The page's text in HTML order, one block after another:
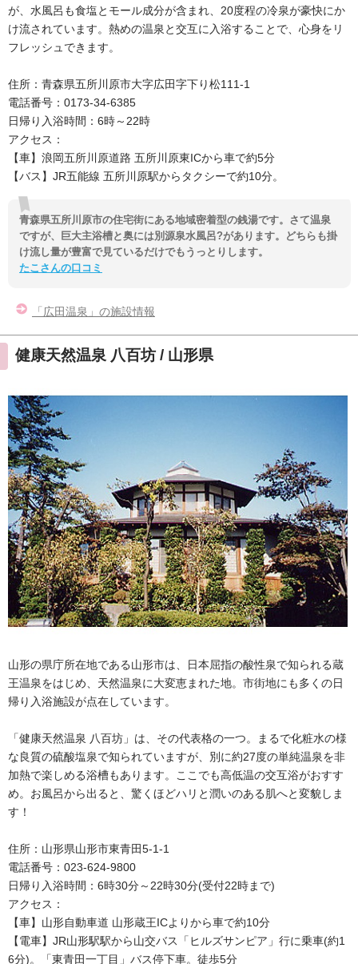
が、水風呂も食塩とモール成分が含まれ、20度程の冷泉が豪快にか
け流されています。熱めの温泉と交互に入浴することで、心身をリ
フレッシュできます。
住所：青森県五所川原市大字広田字下り松111-1
電話番号：0173-34-6385
日帰り入浴時間：6時～22時
アクセス：
【車】浪岡五所川原道路 五所川原東ICから車で約5分
【バス】JR五能線 五所川原駅からタクシーで約10分。
青森県五所川原市の住宅街にある地域密着型の銭湯です。さて温泉
ですが、巨大主浴槽と奥には別源泉水風呂?があります。どちらも掛
け流し量が豊富で見ているだけでもうっとりします。
たこさんの口コミ
「広田温泉」の施設情報
健康天然温泉 八百坊 / 山形県
山形の県庁所在地である山形市は、日本屈指の酸性泉で知られる蔵
王温泉をはじめ、天然温泉に大変恵まれた地。市街地にも多くの日
帰り入浴施設が点在しています。
「健康天然温泉 八百坊」は、その代表格の一つ。まるで化粧水の様
な良質の硫酸塩泉で知られていますが、別に約27度の単純温泉を非
加熱で楽しめる浴槽もあります。ここでも高低温の交互浴がおすす
め。お風呂から出ると、驚くほどハリと潤いのある肌へと変貌しま
す！
住所：山形県山形市東青田5-1-1
電話番号：023-624-9800
日帰り入浴時間：6時30分～22時30分(受付22時まで)
アクセス：
【車】山形自動車道 山形蔵王ICよりから車で約10分
【電車】JR山形駅駅から山交バス「ヒルズサンピア」行に乗車(約1
6分)。「東青田一丁目」バス停下車。徒歩5分